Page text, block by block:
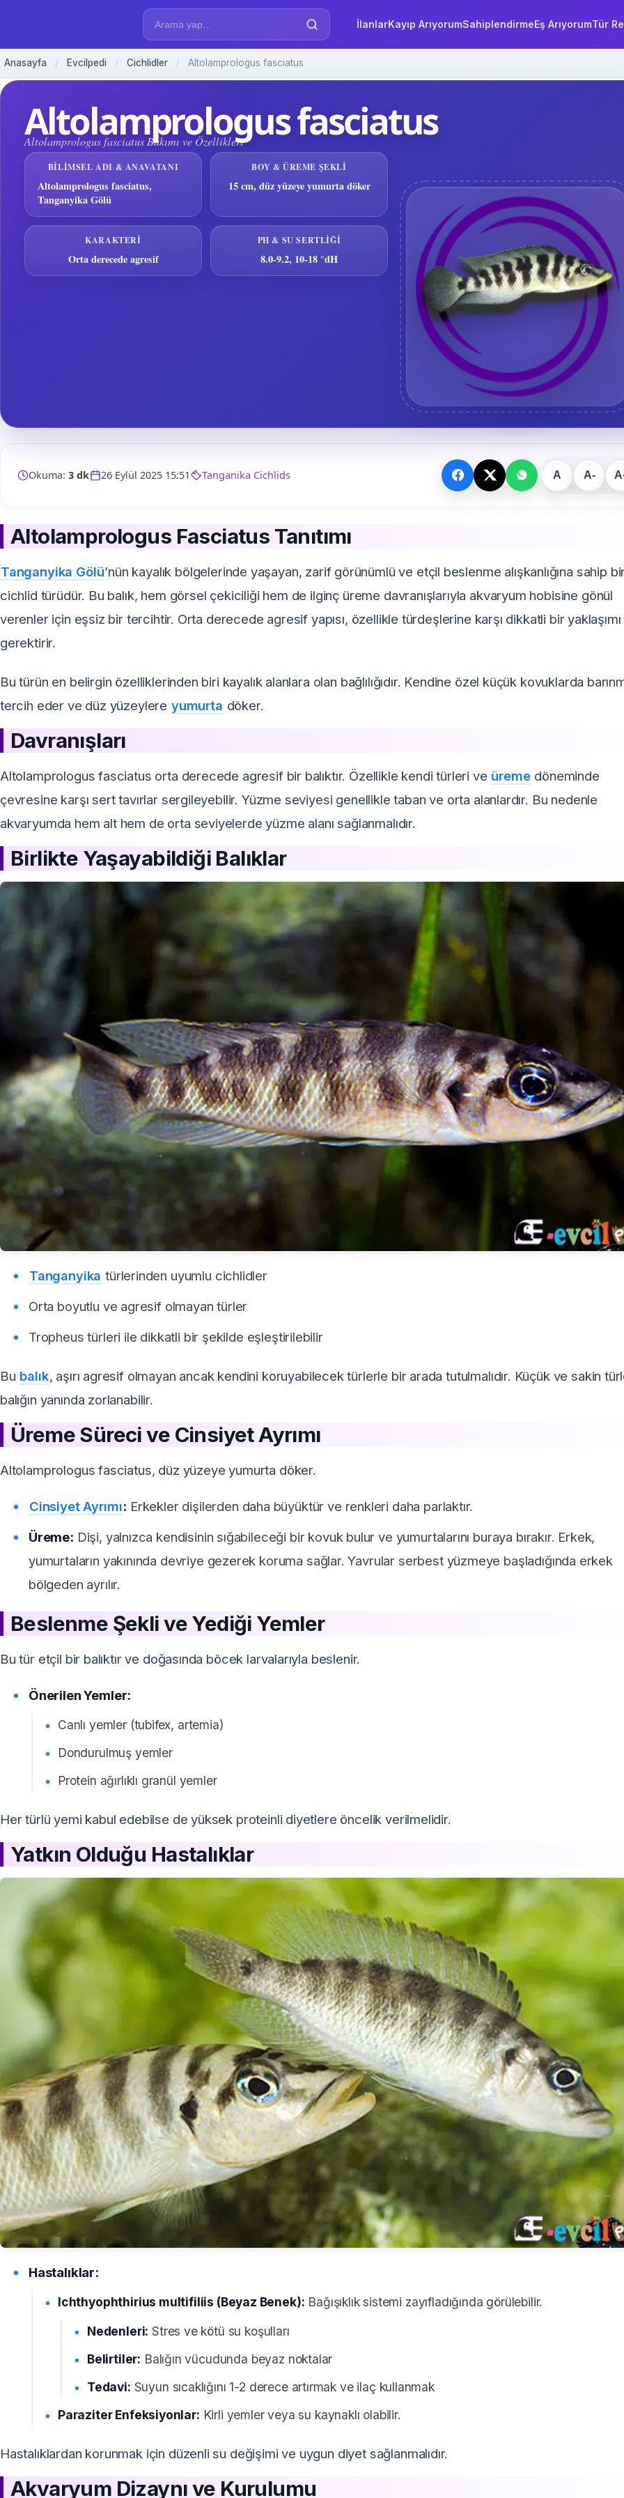
İlanlarKayıp ArıyorumSahiplendirmeEş ArıyorumTür
Anasayfa / Evcilpedi / Cichlidler / Altolamprologus fasciatus
Altolamprologus fasciatus
Altolamprologus fasciatus Bakımı ve Özellikleri
BILIMSEL ADI & ANAVATANI
Altolamprologus fasciatus,
Tanganyika Gölü
BOY & ÜREME ŞEKLI
15 cm, düz yüzeye yumurta döker
KARAKTERI
Orta derecede agresif
PH & SU SERTLIĞI
8.0-9.2, 10-18 °dH
Okuma: 3 dk 26 Eylül 2025 15:51 Tanganika Cichlids A A-
Altolamprologus Fasciatus Tanıtımı
Tanganyika Gölü’nün kayalık bölgelerinde yaşayan, zarif görünümlü ve etçil beslenme alışkanlığına sahip
cichlid türüdür. Bu balık, hem görsel çekiciliği hem de ilginç üreme davranışlarıyla akvaryum hobisine gönül
verenler için eşsiz bir tercihtir. Orta derecede agresif yapısı, özellikle türdeşlerine karşı dikkatli bir yaklaşımı
gerektirir.
Bu türün en belirgin özelliklerinden biri kayalık alanlara olan bağlılığıdır. Kendine özel küçük kovuklarda
tercih eder ve düz yüzeylere yumurta döker.
Davranışları
Altolamprologus fasciatus orta derecede agresif bir balıktır. Özellikle kendi türleri ve üreme döneminde
çevresine karşı sert tavırlar sergileyebilir. Yüzme seviyesi genellikle taban ve orta alanlardır. Bu nedenle
akvaryumda hem alt hem de orta seviyelerde yüzme alanı sağlanmalıdır.
Birlikte Yaşayabildiği Balıklar
Tanganyika türlerinden uyumlu cichlidler
Orta boyutlu ve agresif olmayan türler
Tropheus türleri ile dikkatli bir şekilde eşleştirilebilir
Bu balık, aşırı agresif olmayan ancak kendini koruyabilecek türlerle bir arada tutulmalıdır. Küçük ve sakin
balığın yanında zorlanabilir.
Üreme Süreci ve Cinsiyet Ayrımı
Altolamprologus fasciatus, düz yüzeye yumurta döker.
Cinsiyet Ayrımı: Erkekler dişilerden daha büyüktür ve renkleri daha parlaktır.
Üreme: Dişi, yalnızca kendisinin sığabileceği bir kovuk bulur ve yumurtalarını buraya bırakır. Erkek,
yumurtaların yakınında devriye gezerek koruma sağlar. Yavrular serbest yüzmeye başladığında erkek
bölgeden ayrılır.
Beslenme Şekli ve Yediği Yemler
Bu tür etçil bir balıktır ve doğasında böcek larvalarıyla beslenir.
Önerilen Yemler:
Canlı yemler (tubifex, artemia)
Dondurulmuş yemler
Protein ağırlıklı granül yemler
Her türlü yemi kabul edebilse de yüksek proteinli diyetlere öncelik verilmelidir.
Yatkın Olduğu Hastalıklar
Hastalıklar:
Ichthyophthirius multifiliis (Beyaz Benek): Bağışıklık sistemi zayıfladığında görülebilir.
Nedenleri: Stres ve kötü su koşulları
Belirtiler: Balığın vücudunda beyaz noktalar
Tedavi: Suyun sıcaklığını 1-2 derece artırmak ve ilaç kullanmak
Paraziter Enfeksiyonlar: Kirli yemler veya su kaynaklı olabilir.
Hastalıklardan korunmak için düzenli su değişimi ve uygun diyet sağlanmalıdır.
Akvaryum Dizaynı ve Kurulumu